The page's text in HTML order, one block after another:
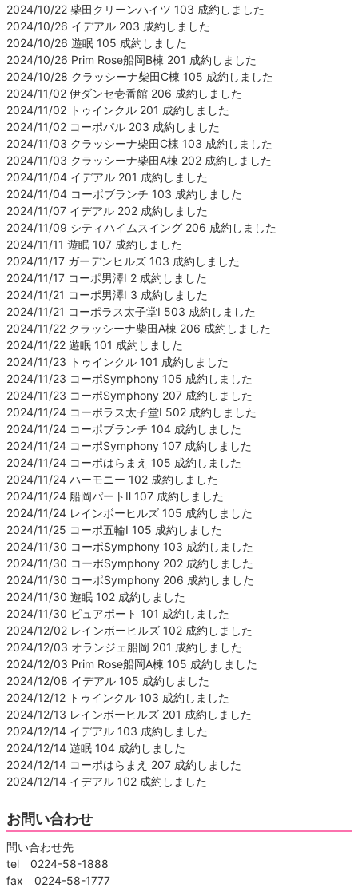
2024/10/22 柴田クリーンハイツ 103 成約しました
2024/10/26 イデアル 203 成約しました
2024/10/26 遊眠 105 成約しました
2024/10/26 Prim Rose船岡B棟 201 成約しました
2024/10/28 クラッシーナ柴田C棟 105 成約しました
2024/11/02 伊ダンセ壱番館 206 成約しました
2024/11/02 トゥインクル 201 成約しました
2024/11/02 コーポパル 203 成約しました
2024/11/03 クラッシーナ柴田C棟 103 成約しました
2024/11/03 クラッシーナ柴田A棟 202 成約しました
2024/11/04 イデアル 201 成約しました
2024/11/04 コーポブランチ 103 成約しました
2024/11/07 イデアル 202 成約しました
2024/11/09 シティハイムスイング 206 成約しました
2024/11/11 遊眠 107 成約しました
2024/11/17 ガーデンヒルズ 103 成約しました
2024/11/17 コーポ男澤Ⅰ 2 成約しました
2024/11/21 コーポ男澤Ⅰ 3 成約しました
2024/11/21 コーポラス太子堂Ⅰ 503 成約しました
2024/11/22 クラッシーナ柴田A棟 206 成約しました
2024/11/22 遊眠 101 成約しました
2024/11/23 トゥインクル 101 成約しました
2024/11/23 コーポSymphony 105 成約しました
2024/11/23 コーポSymphony 207 成約しました
2024/11/24 コーポラス太子堂Ⅰ 502 成約しました
2024/11/24 コーポブランチ 104 成約しました
2024/11/24 コーポSymphony 107 成約しました
2024/11/24 コーポはらまえ 105 成約しました
2024/11/24 ハーモニー 102 成約しました
2024/11/24 船岡パートⅡ 107 成約しました
2024/11/24 レインボーヒルズ 105 成約しました
2024/11/25 コーポ五輪Ⅰ 105 成約しました
2024/11/30 コーポSymphony 103 成約しました
2024/11/30 コーポSymphony 202 成約しました
2024/11/30 コーポSymphony 206 成約しました
2024/11/30 遊眠 102 成約しました
2024/11/30 ピュアポート 101 成約しました
2024/12/02 レインボーヒルズ 102 成約しました
2024/12/03 オランジェ船岡 201 成約しました
2024/12/03 Prim Rose船岡A棟 105 成約しました
2024/12/08 イデアル 105 成約しました
2024/12/12 トゥインクル 103 成約しました
2024/12/13 レインボーヒルズ 201 成約しました
2024/12/14 イデアル 103 成約しました
2024/12/14 遊眠 104 成約しました
2024/12/14 コーポはらまえ 207 成約しました
2024/12/14 イデアル 102 成約しました
お問い合わせ
問い合わせ先
tel 0224-58-1888
fax 0224-58-1777